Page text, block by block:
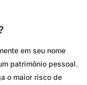
em seu nome
patrimônio pessoal.
o maior risco de